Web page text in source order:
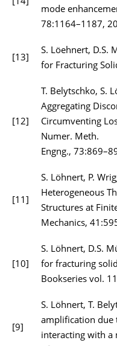
[14]
mode
78:1164–1187,
[13]
S. Löehnert, D.S.
for Fracturing
[12]
T. Belytschko, S.
Aggregating
Circumventing
Numer. Meth.
Engng.,
[11]
S. Löhnert, P.
Heterogeneous
Structures at
Mechanics,
[10]
S. Löhnert, D.S.
for fracturing
Bookseries vol.
[9]
S. Löhnert, T.
amplification due
interacting with a